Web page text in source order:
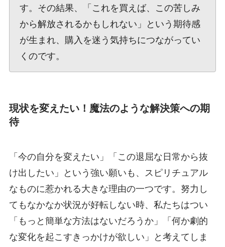
す。その結果、「これを買えば、この苦しみ
から解放されるかもしれない」という期待感
が生まれ、購入を迷う気持ちにつながってい
くのです。
現状を変えたい！魔法のような解決策への期
待
「今の自分を変えたい」「この退屈な日常から抜
け出したい」という強い願いも、スピリチュアル
なものに惹かれる大きな理由の一つです。努力し
てもなかなか状況が好転しない時、私たちはつい
「もっと簡単な方法はないだろうか」「何か劇的
な変化を起こすきっかけが欲しい」と考えてしま